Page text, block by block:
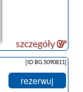
szczegóły
[ID BG.5090811]
rezerwuj